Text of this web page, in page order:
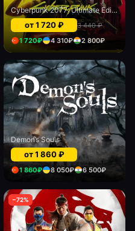
Cyberpunk 2077: Ultimate Edition (PS5)
от1 720₽ 3 440₽
1 720₽ 4 310₽ 2 800₽
Demon’s Souls
от1 860₽
1 860₽ 8 050₽ 6 500₽
−72%